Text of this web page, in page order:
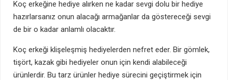
Koç erkeğine hediye alırken ne kadar sevgi dolu bir hediye
hazırlarsanız onun alacağı armağanlar da göstereceği sevgi
de bir o kadar anlamlı olacaktır.
Koç erkeği klişeleşmiş hediyelerden nefret eder. Bir gömlek,
tişört, kazak gibi hediyeler onun için kendi alabileceği
ürünlerdir. Bu tarz ürünler hediye sürecini geçiştirmek için